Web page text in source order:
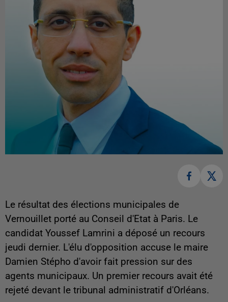
Le résultat des élections municipales de
Vernouillet porté au Conseil d'Etat à Paris. Le
candidat Youssef Lamrini a déposé un recours
jeudi dernier. L'élu d'opposition accuse le maire
Damien Stépho d'avoir fait pression sur des
agents municipaux. Un premier recours avait été
rejeté devant le tribunal administratif d'Orléans.